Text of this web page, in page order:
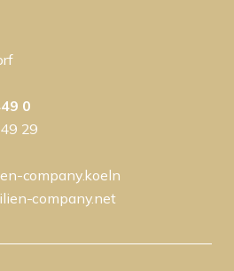
0
29
company.koeln
company.net